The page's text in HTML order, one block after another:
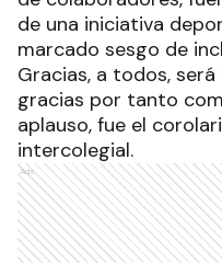
de una iniciativa
marcado sesgo de
Gracias, a todos,
gracias por tanto
aplauso, fue el
intercolegial.
Ads